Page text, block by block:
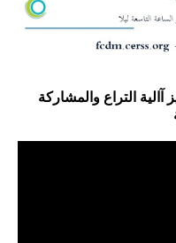
التراع والمشاركة